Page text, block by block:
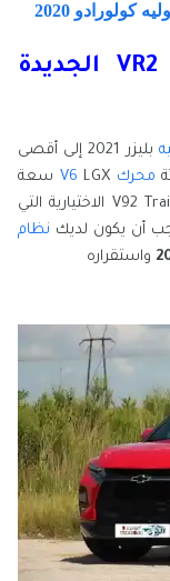
شفروليه بليزر 2021 بحزمة VR2 الجديدة
بليزر 2021 إلى أقصى
محرك V6
LGX سعة
، مجموعة V92 Trailering الاختيارية التي
أن يكون لديك نظام
واستقراره